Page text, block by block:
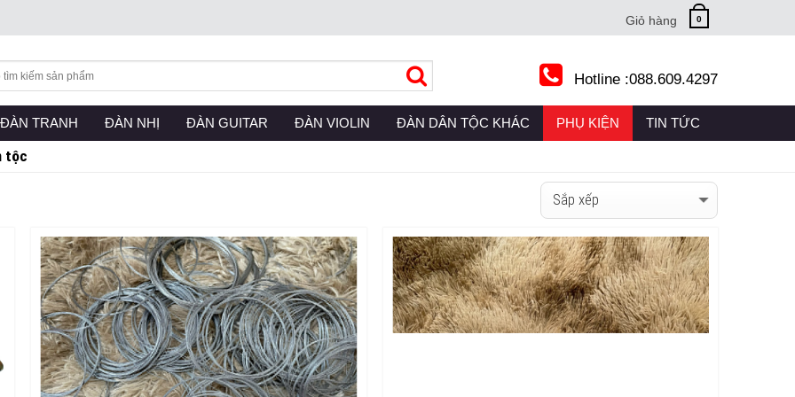
Giỏ hàng 0
Hotline :088.609.4297
ĐÀN TRANH (CURRENT)
ĐÀN NHỊ (CURRENT)
ĐÀN GUITAR (CURRENT)
ĐÀN VIOLIN (CURRENT)
ĐÀN DÂN TỘC KHÁC (CURRENT)
PHỤ KIỆN (CURRENT)
TIN TỨC
tộc